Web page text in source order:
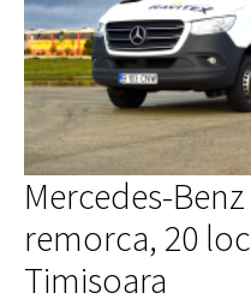
Mercedes-
remorca, 20
Timisoara